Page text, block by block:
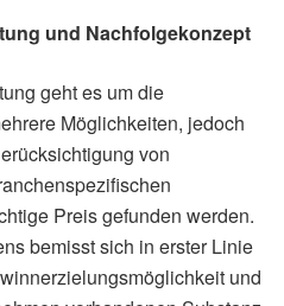
und Nachfolgekonzept
geht es um die
Möglichkeiten, jedoch
von
Preis gefunden werden.
bemisst sich in erster Linie
und